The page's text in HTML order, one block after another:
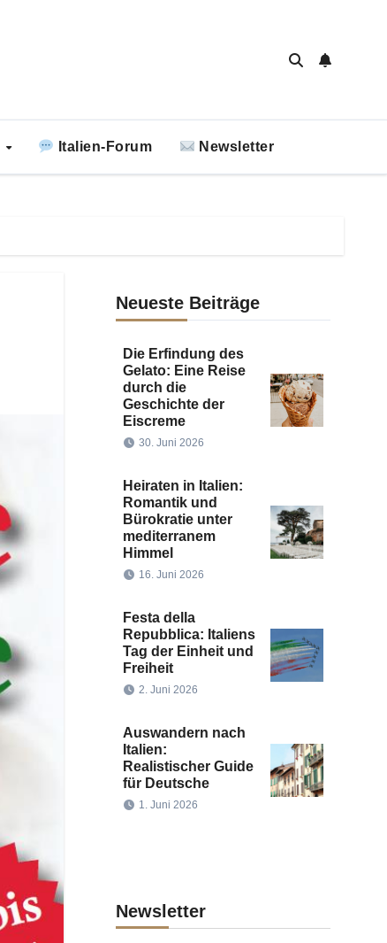
Italien-Forum Newsletter
Neueste Beiträge
Die Erfindung des
Gelato: Eine Reise
durch die
Geschichte der
Eiscreme
30. Juni 2026
Heiraten in Italien:
Romantik und
Bürokratie unter
mediterranem
Himmel
16. Juni 2026
Festa della
Repubblica: Italiens
Tag der Einheit und
Freiheit
2. Juni 2026
Auswandern nach
Italien:
Realistischer Guide
für Deutsche
1. Juni 2026
Newsletter